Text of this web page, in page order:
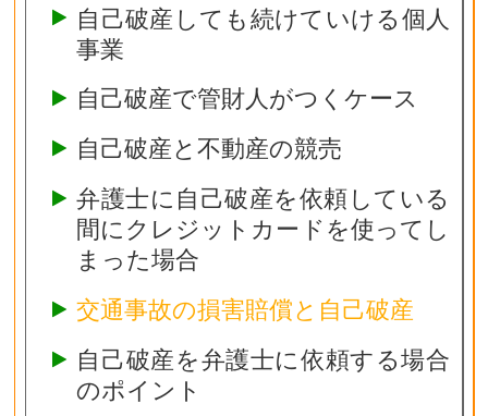
自己破産しても続けていける個人
事業
自己破産で管財人がつくケース
自己破産と不動産の競売
弁護士に自己破産を依頼している
間にクレジットカードを使ってし
まった場合
交通事故の損害賠償と自己破産
自己破産を弁護士に依頼する場合
のポイント